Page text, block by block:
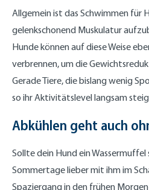
Allgemein ist das Schwimmen für
gelenkschonend Muskulatur
Hunde können auf diese Weise
verbrennen, um die
Gerade Tiere, die bislang wenig
so ihr Aktivitätslevel langsam
Abkühlen geht auch
Sollte dein Hund ein Wassermuffel
Sommertage lieber mit ihm im
Spaziergang in den frühen